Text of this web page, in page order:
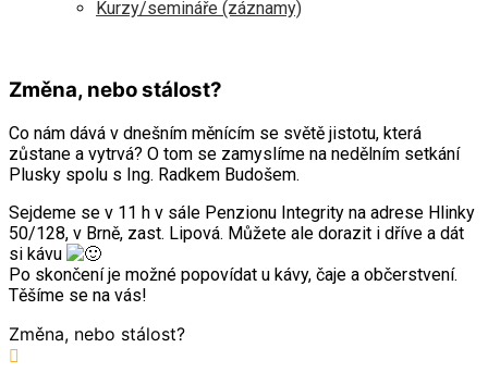
Kurzy/semináře (záznamy)
Změna, nebo stálost?
Co nám dává v dnešním měnícím se světě jistotu, která
zůstane a vytrvá? O tom se zamyslíme na nedělním setkání
Plusky spolu s Ing. Radkem Budošem.
Sejdeme se v 11 h v sále Penzionu Integrity na adrese Hlinky
50/128, v Brně, zast. Lipová. Můžete ale dorazit i dříve a dát
si kávu
Po skončení je možné popovídat u kávy, čaje a občerstvení.
Těšíme se na vás!
Změna, nebo stálost?